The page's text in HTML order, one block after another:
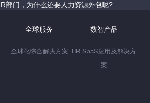
部门，为什么还要人力资源外包呢?
全球服务
全球化综合解决方案
数智产品
HR SaaS应用及解决方
案